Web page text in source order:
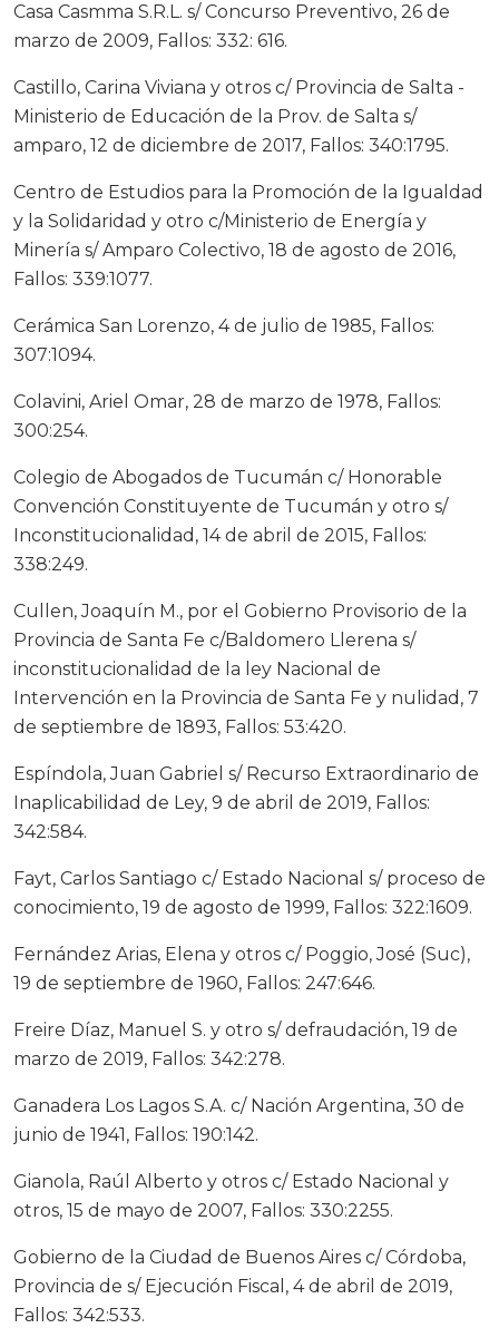
Casa Casmma S.R.L. s/ Concurso Preventivo, 26 de
marzo de 2009, Fallos: 332: 616.
Castillo, Carina Viviana y otros c/ Provincia de Salta -
Ministerio de Educación de la Prov. de Salta s/
amparo, 12 de diciembre de 2017, Fallos: 340:1795.
Centro de Estudios para la Promoción de la Igualdad
y la Solidaridad y otro c/Ministerio de Energía y
Minería s/ Amparo Colectivo, 18 de agosto de 2016,
Fallos: 339:1077.
Cerámica San Lorenzo, 4 de julio de 1985, Fallos:
307:1094.
Colavini, Ariel Omar, 28 de marzo de 1978, Fallos:
300:254.
Colegio de Abogados de Tucumán c/ Honorable
Convención Constituyente de Tucumán y otro s/
Inconstitucionalidad, 14 de abril de 2015, Fallos:
338:249.
Cullen, Joaquín M., por el Gobierno Provisorio de la
Provincia de Santa Fe c/Baldomero Llerena s/
inconstitucionalidad de la ley Nacional de
Intervención en la Provincia de Santa Fe y nulidad, 7
de septiembre de 1893, Fallos: 53:420.
Espíndola, Juan Gabriel s/ Recurso Extraordinario de
Inaplicabilidad de Ley, 9 de abril de 2019, Fallos:
342:584.
Fayt, Carlos Santiago c/ Estado Nacional s/ proceso de
conocimiento, 19 de agosto de 1999, Fallos: 322:1609.
Fernández Arias, Elena y otros c/ Poggio, José (Suc),
19 de septiembre de 1960, Fallos: 247:646.
Freire Díaz, Manuel S. y otro s/ defraudación, 19 de
marzo de 2019, Fallos: 342:278.
Ganadera Los Lagos S.A. c/ Nación Argentina, 30 de
junio de 1941, Fallos: 190:142.
Gianola, Raúl Alberto y otros c/ Estado Nacional y
otros, 15 de mayo de 2007, Fallos: 330:2255.
Gobierno de la Ciudad de Buenos Aires c/ Córdoba,
Provincia de s/ Ejecución Fiscal, 4 de abril de 2019,
Fallos: 342:533.